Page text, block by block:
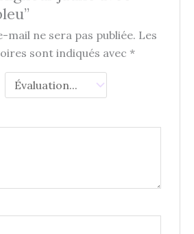
mail ne sera pas publiée. Les
sont indiqués avec *